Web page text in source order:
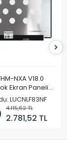
NXA V18.0
Ekran Paneli
144Hz
LUCNLF83NF
4.115,62 TL
2.781,52 TL